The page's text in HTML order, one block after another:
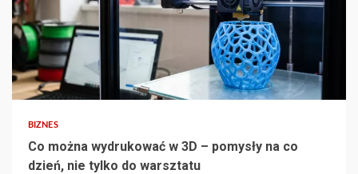
3 min read
BIZNES
Co można wydrukować w 3D – pomysły na co
dzień, nie tylko do warsztatu